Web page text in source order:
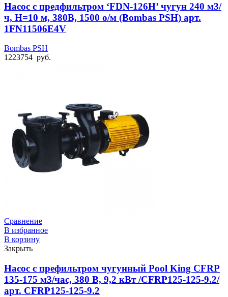
Насос с предфильтром ‘FDN-126H’ чугун 240 м3/
ч, Н=10 м, 380В, 1500 о/м (Bombas PSH) арт.
1FN11506E4V
Bombas PSH
1223754 руб.
Сравнение
В избранное
В корзину
Закрыть
Насос с префильтром чугунный Pool King CFRP
135-175 м3/час, 380 В, 9,2 кВт /CFRP125-125-9.2/
арт. CFRP125-125-9.2